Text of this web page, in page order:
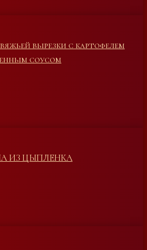
вырезки с картофелем
соусом
ИЗ ЦЫПЛЕНКА